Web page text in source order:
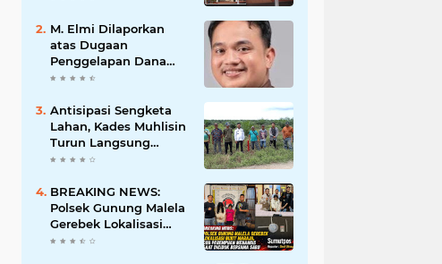
Hingga Paksa Warga
Hadir di TKP
M. Elmi Dilaporkan
atas Dugaan
Penggelapan Dana
Pensiunan Guru dan
Pastikan Proses
Hukum Berjalan
Antisipasi Sengketa
Lahan, Kades Muhlisin
Turun Langsung
Tinjau Batas Wilayah
Diserobot PT Jatim
Jaya Perkasa
BREAKING NEWS:
Polsek Gunung Malela
Gerebek Lokalisasi
Bukit Maraja, Dua